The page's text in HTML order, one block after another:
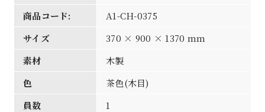
商品コード:
A1-CH-0375
サイズ
370 × 900 × 1370 mm
素材
木製
色
茶色(木目)
員数
1